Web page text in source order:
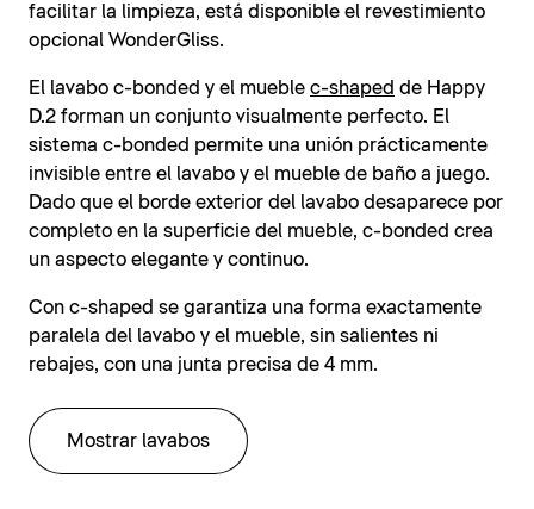
facilitar la limpieza, está disponible el revestimiento
opcional WonderGliss.
El lavabo c-bonded y el mueble c-shaped de Happy
D.2 forman un conjunto visualmente perfecto. El
sistema c-bonded permite una unión prácticamente
invisible entre el lavabo y el mueble de baño a juego.
Dado que el borde exterior del lavabo desaparece por
completo en la superficie del mueble, c-bonded crea
un aspecto elegante y continuo.
Con c-shaped se garantiza una forma exactamente
paralela del lavabo y el mueble, sin salientes ni
rebajes, con una junta precisa de 4 mm.
Mostrar lavabos